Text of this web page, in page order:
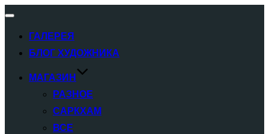
Переключатель
ГАЛЕРЕЯ
БЛОГ ХУДОЖНИКА
МАГАЗИН
РАЗНОЕ
САРКХАМ
ВСЕ